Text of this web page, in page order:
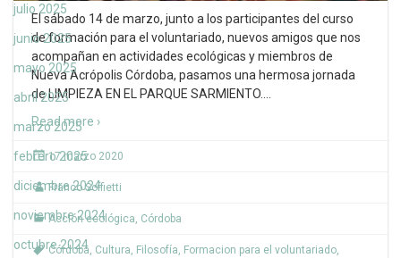
julio 2025
junio 2025
mayo 2025
abril 2025
marzo 2025
febrero 2025
diciembre 2024
noviembre 2024
octubre 2024
El sábado 14 de marzo, junto a los participantes del curso
de formación para el voluntariado, nuevos amigos que nos
acompañan en actividades ecológicas y miembros de
Nueva Acrópolis Córdoba, pasamos una hermosa jornada
de LIMPIEZA EN EL PARQUE SARMIENTO.…
Read more ›
17 marzo 2020
Franco Soffietti
Acción ecológica, Córdoba
Córdoba, Cultura, Filosofía, Formacion para el voluntariado,